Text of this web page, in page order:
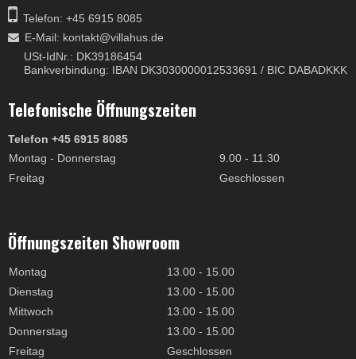
Telefon: +45 6915 8085
E-Mail: kontakt@villahus.de
USt-IdNr.: DK39186454
Bankverbindung: IBAN DK3030000012533691 / BIC DABADKKK
Telefonische Öffnungszeiten
Telefon +45 6915 8085
Montag - Donnerstag
9.00 - 11.30
Freitag
Geschlossen
Öffnungszeiten Showroom
Montag
13.00 - 15.00
Dienstag
13.00 - 15.00
Mittwoch
13.00 - 15.00
Donnerstag
13.00 - 15.00
Freitag
Geschlossen